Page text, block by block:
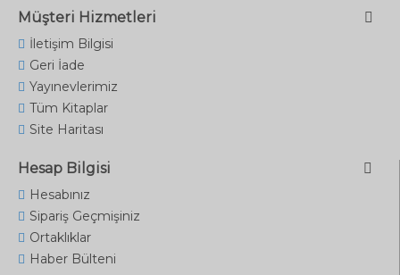
Müşteri Hizmetleri
İletişim Bilgisi
Geri İade
Yayınevlerimiz
Tüm Kitaplar
Site Haritası
Hesap Bilgisi
Hesabınız
Sipariş Geçmişiniz
Ortaklıklar
Haber Bülteni